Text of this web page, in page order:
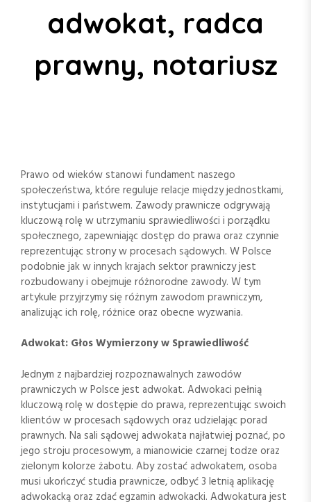
adwokat, radca
prawny, notariusz
Prawo od wieków stanowi fundament naszego
społeczeństwa, które reguluje relacje między jednostkami,
instytucjami i państwem. Zawody prawnicze odgrywają
kluczową rolę w utrzymaniu sprawiedliwości i porządku
społecznego, zapewniając dostęp do prawa oraz czynnie
reprezentując strony w procesach sądowych. W Polsce
podobnie jak w innych krajach sektor prawniczy jest
rozbudowany i obejmuje różnorodne zawody. W tym
artykule przyjrzymy się różnym zawodom prawniczym,
analizując ich rolę, różnice oraz obecne wyzwania.
Adwokat: Głos Wymierzony w Sprawiedliwość
Jednym z najbardziej rozpoznawalnych zawodów
prawniczych w Polsce jest adwokat. Adwokaci pełnią
kluczową rolę w dostępie do prawa, reprezentując swoich
klientów w procesach sądowych oraz udzielając porad
prawnych. Na sali sądowej adwokata najłatwiej poznać, po
jego stroju procesowym, a mianowicie czarnej todze oraz
zielonym kolorze żabotu. Aby zostać adwokatem, osoba
musi ukończyć studia prawnicze, odbyć 3 letnią aplikację
adwokacką oraz zdać egzamin adwokacki. Adwokatura jest